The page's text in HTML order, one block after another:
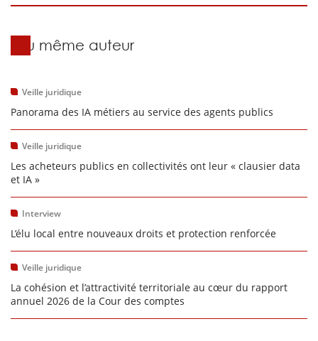
Du même auteur
Veille juridique
Panorama des IA métiers au service des agents publics
Veille juridique
Les acheteurs publics en collectivités ont leur « clausier data
et IA »
Interview
L’élu local entre nouveaux droits et protection renforcée
Veille juridique
La cohésion et l’attractivité territoriale au cœur du rapport
annuel 2026 de la Cour des comptes